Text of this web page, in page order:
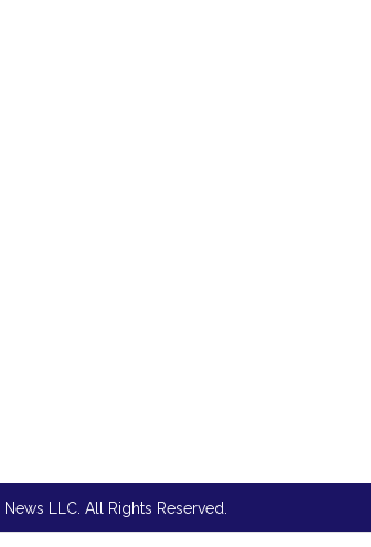
LLC. All Rights Reserved.